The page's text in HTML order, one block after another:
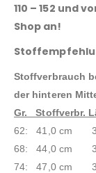
110 – 152 und
Shop an!
Stoffverbrauch
der hinteren
Gr. Stoffverbr.
62: 41,0 cm
68: 44,0 cm
74: 47,0 cm